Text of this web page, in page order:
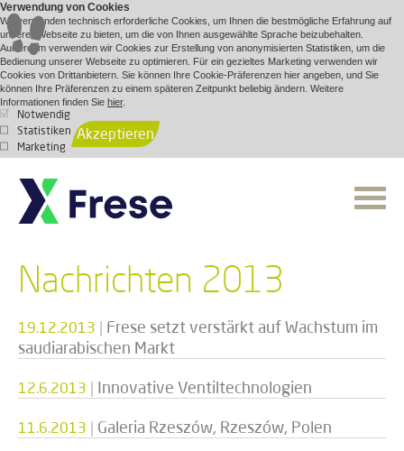
Verwendung von Cookies
Wir verwenden technisch erforderliche Cookies, um Ihnen die bestmögliche Erfahrung auf
unserer Webseite zu bieten, um die von Ihnen ausgewählte Sprache beizubehalten.
Außerdem verwenden wir Cookies zur Erstellung von anonymisierten Statistiken, um die
Bedienung unserer Webseite zu optimieren. Für ein gezieltes Marketing verwenden wir
Cookies von Drittanbietern. Sie können Ihre Cookie-Präferenzen hier angeben, und Sie
können Ihre Präferenzen zu einem späteren Zeitpunkt beliebig ändern. Weitere
Informationen finden Sie hier.
Notwendig
Statistiken
Marketing
Akzeptieren
Nachrichten 2013
19.12.2013 | Frese setzt verstärkt auf Wachstum im
saudiarabischen Markt
12.6.2013 | Innovative Ventiltechnologien
11.6.2013 | Galeria Rzeszów, Rzeszów, Polen